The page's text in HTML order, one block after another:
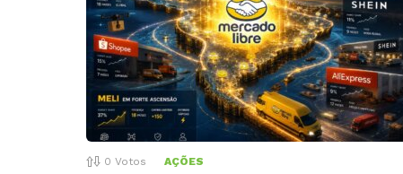
0 Votos AÇÕES